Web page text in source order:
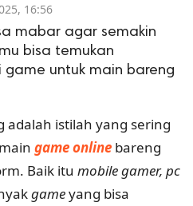
16:56
mabar agar semakin
bisa temukan
untuk main bareng
adalah istilah yang sering
game online bareng
Baik itu mobile gamer, pc
gameyang bisa